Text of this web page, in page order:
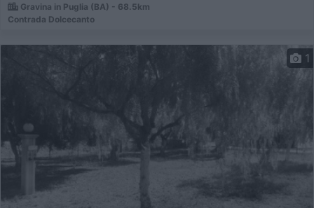
Gravina in Puglia (BA) - 68.5km
Contrada Dolcecanto
1